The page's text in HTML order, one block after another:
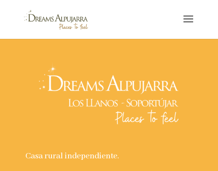
Casa rural independiente.